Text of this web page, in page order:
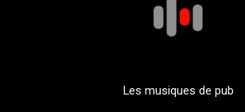
Les musiques de pub